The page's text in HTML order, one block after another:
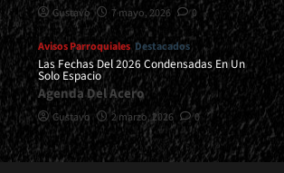
Gustavo 7 mayo, 2026 0
Avisos Parroquiales Destacados
Las Fechas Del 2026 Condensadas En Un
Solo Espacio
Agenda Del Acero
Gustavo 2 marzo, 2026 0